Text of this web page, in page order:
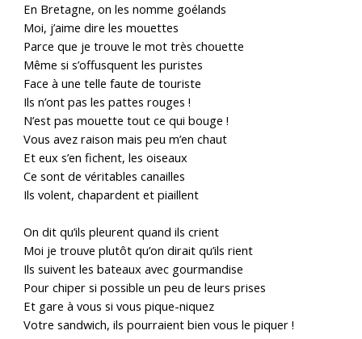
En Bretagne, on les nomme goélands
Moi, j’aime dire les mouettes
Parce que je trouve le mot très chouette
Même si s’offusquent les puristes
Face à une telle faute de touriste
Ils n’ont pas les pattes rouges !
N’est pas mouette tout ce qui bouge !
Vous avez raison mais peu m’en chaut
Et eux s’en fichent, les oiseaux
Ce sont de véritables canailles
Ils volent, chapardent et piaillent
On dit qu’ils pleurent quand ils crient
Moi je trouve plutôt qu’on dirait qu’ils rient
Ils suivent les bateaux avec gourmandise
Pour chiper si possible un peu de leurs prises
Et gare à vous si vous pique-niquez
Votre sandwich, ils pourraient bien vous le piquer !